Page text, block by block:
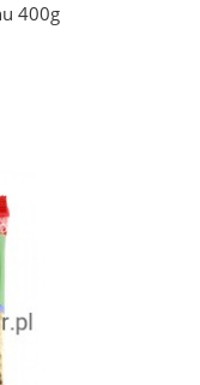
400g